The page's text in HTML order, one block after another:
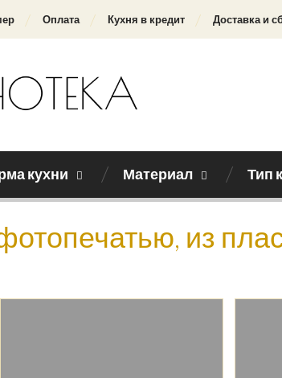
Оплата Кухня в кредит Доставка и
кухни Материал Тип
из